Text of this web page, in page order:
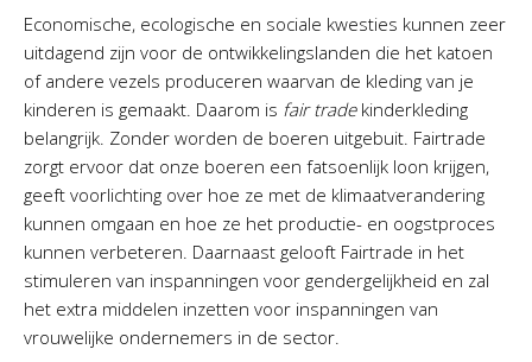
Economische, ecologische en sociale kwesties kunnen zeer
uitdagend zijn voor de ontwikkelingslanden die het katoen
of andere vezels produceren waarvan de kleding van je
kinderen is gemaakt. Daarom is fair tradekinderkleding
belangrijk. Zonder worden de boeren uitgebuit. Fairtrade
zorgt ervoor dat onze boeren een fatsoenlijk loon krijgen,
geeft voorlichting over hoe ze met de klimaatverandering
kunnen omgaan en hoe ze het productie- en oogstproces
kunnen verbeteren. Daarnaast gelooft Fairtrade in het
stimuleren van inspanningen voor gendergelijkheid en zal
het extra middelen inzetten voor inspanningen van
vrouwelijke ondernemers in de sector.